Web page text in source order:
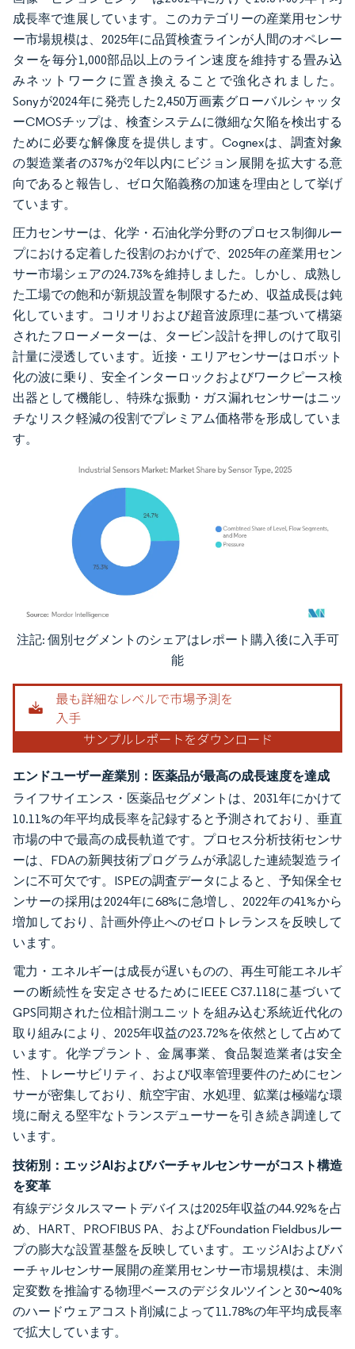
成長率で進展しています。このカテゴリーの産業用センサ
ー市場規模は、2025年に品質検査ラインが人間のオペレー
ターを毎分1,000部品以上のライン速度を維持する畳み込
みネットワークに置き換えることで強化されました。
Sonyが2024年に発売した2,450万画素グローバルシャッタ
ーCMOSチップは、検査システムに微細な欠陥を検出する
ために必要な解像度を提供します。Cognexは、調査対象
の製造業者の37%が2年以内にビジョン展開を拡大する意
向であると報告し、ゼロ欠陥義務の加速を理由として挙げ
ています。
圧力センサーは、化学・石油化学分野のプロセス制御ルー
プにおける定着した役割のおかげで、2025年の産業用セン
サー市場シェアの24.73%を維持しました。しかし、成熟し
た工場での飽和が新規設置を制限するため、収益成長は鈍
化しています。コリオリおよび超音波原理に基づいて構築
されたフローメーターは、タービン設計を押しのけて取引
計量に浸透しています。近接・エリアセンサーはロボット
化の波に乗り、安全インターロックおよびワークピース検
出器として機能し、特殊な振動・ガス漏れセンサーはニッ
チなリスク軽減の役割でプレミアム価格帯を形成していま
す。
画像 © Mordor Intelligence。再利用にはCC BY 4.0の表示が必要です。
注記: 個別セグメントのシェアはレポート購入後に入手可
能
エンドユーザー産業別：医薬品が最高の成長速度を達成
ライフサイエンス・医薬品セグメントは、2031年にかけて
10.11%の年平均成長率を記録すると予測されており、垂直
市場の中で最高の成長軌道です。プロセス分析技術センサ
ーは、FDAの新興技術プログラムが承認した連続製造ライ
ンに不可欠です。ISPEの調査データによると、予知保全セ
ンサーの採用は2024年に68%に急増し、2022年の41%から
増加しており、計画外停止へのゼロトレランスを反映して
います。
電力・エネルギーは成長が遅いものの、再生可能エネルギ
ーの断続性を安定させるためにIEEE C37.118に基づいて
GPS同期された位相計測ユニットを組み込む系統近代化の
取り組みにより、2025年収益の23.72%を依然として占めて
います。化学プラント、金属事業、食品製造業者は安全
性、トレーサビリティ、および収率管理要件のためにセン
サーが密集しており、航空宇宙、水処理、鉱業は極端な環
境に耐える堅牢なトランスデューサーを引き続き調達して
います。
技術別：エッジAIおよびバーチャルセンサーがコスト構造
を変革
有線デジタルスマートデバイスは2025年収益の44.92%を占
め、HART、PROFIBUS PA、およびFoundation Fieldbusルー
プの膨大な設置基盤を反映しています。エッジAIおよびバ
ーチャルセンサー展開の産業用センサー市場規模は、未測
定変数を推論する物理ベースのデジタルツインと30〜40%
のハードウェアコスト削減によって11.78%の年平均成長率
で拡大しています。